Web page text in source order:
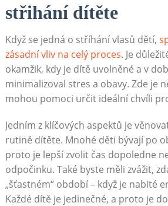
střihání dítěte
Když se jedná o stříhání vlasů dětí,
zásadní vliv na celý proces. Je
okamžik, kdy je dítě uvolněné a v
minimalizoval stres a obavy. Zde je
mohou pomoci určit ideální chvíli
Jedním z klíčových aspektů je
rutině dítěte. Mnohé děti bývají po
proto je lepší zvolit čas dopoledne
odpočinku. Také byste měli zvážit,
„šťastném“ období – když je nabité
Každé dítě je jedinečné, a proto je